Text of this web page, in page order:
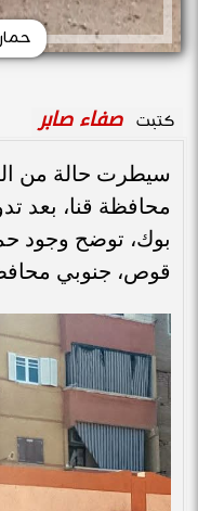
كتبت صفاء صابر
سيطرت حالة من
محافظة قنا،
بوك، توضح وجود
قوص، جنوبي